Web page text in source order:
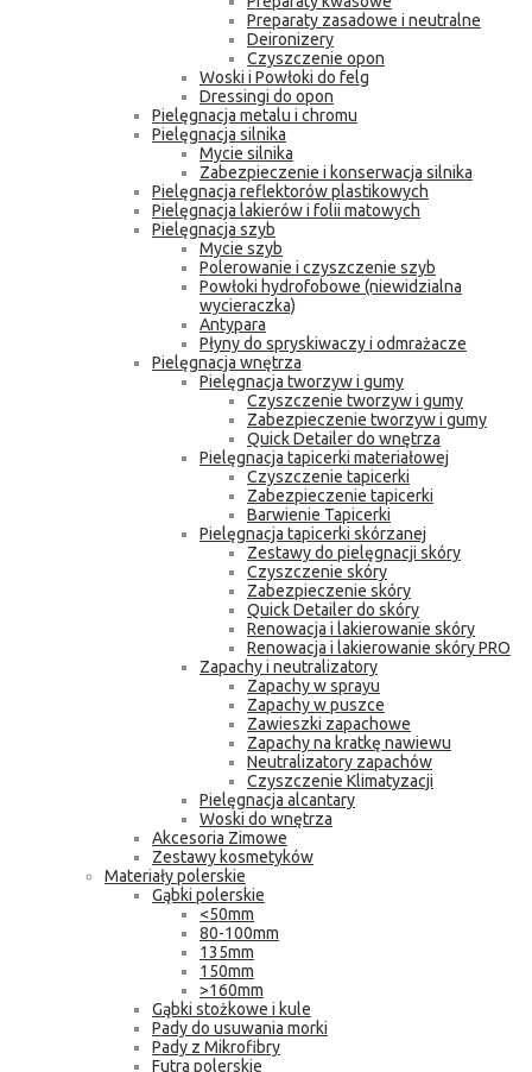
Preparaty zasadowe i neutralne
Deironizery
Czyszczenie opon
Woski i Powłoki do felg
Dressingi do opon
Pielęgnacja metalu i chromu
Pielęgnacja silnika
Mycie silnika
Zabezpieczenie i konserwacja silnika
Pielęgnacja reflektorów plastikowych
Pielęgnacja lakierów i folii matowych
Pielęgnacja szyb
Mycie szyb
Polerowanie i czyszczenie szyb
Powłoki hydrofobowe (niewidzialna
wycieraczka)
Antypara
Płyny do spryskiwaczy i odmrażacze
Pielęgnacja wnętrza
Pielęgnacja tworzyw i gumy
Czyszczenie tworzyw i gumy
Zabezpieczenie tworzyw i gumy
Quick Detailer do wnętrza
Pielęgnacja tapicerki materiałowej
Czyszczenie tapicerki
Zabezpieczenie tapicerki
Barwienie Tapicerki
Pielęgnacja tapicerki skórzanej
Zestawy do pielęgnacji skóry
Czyszczenie skóry
Zabezpieczenie skóry
Quick Detailer do skóry
Renowacja i lakierowanie skóry
Renowacja i lakierowanie skóry PRO
Zapachy i neutralizatory
Zapachy w sprayu
Zapachy w puszce
Zawieszki zapachowe
Zapachy na kratkę nawiewu
Neutralizatory zapachów
Czyszczenie Klimatyzacji
Pielęgnacja alcantary
Woski do wnętrza
Akcesoria Zimowe
Zestawy kosmetyków
Materiały polerskie
Gąbki polerskie
<50mm
80-100mm
135mm
150mm
>160mm
Gąbki stożkowe i kule
Pady do usuwania morki
Pady z Mikrofibry
Futra polerskie